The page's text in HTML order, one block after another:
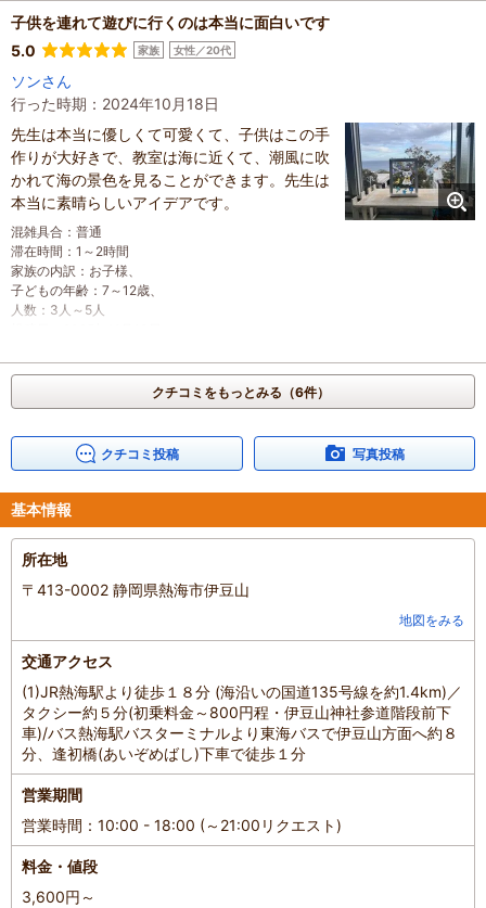
人数：3人～5人
投稿日： 2026年4月17日
子供を連れて遊びに行くのは本当に面白いです
5.0
家族 女性／20代
ソンさん
行った時期：2024年10月18日
先生は本当に優しくて可愛くて、子供はこの手
作りが大好きで、教室は海に近くて、潮風に吹
かれて海の景色を見ることができます。先生は
本当に素晴らしいアイデアです。
混雑具合 ： 普通
滞在時間 ： 1～2時間
家族の内訳 ： お子様、
子どもの年齢 ： 7～12歳、
人数 ： 3人～5人
クチコミをもっとみる（6件）
クチコミ投稿 写真投稿
基本情報
所在地
〒413-0002 静岡県熱海市伊豆山
地図をみる
交通アクセス
(1)JR熱海駅より徒歩１８分 (海沿いの国道135号線を約1.4km)／
タクシー約５分(初乗料金～800円程・伊豆山神社参道階段前下
車)/バス熱海駅バスターミナルより東海バスで伊豆山方面へ約８
分、逢初橋(あいぞめばし)下車で徒歩１分
営業期間
営業時間：10:00 - 18:00 (～21:00リクエスト)
料金・値段
3,600円～